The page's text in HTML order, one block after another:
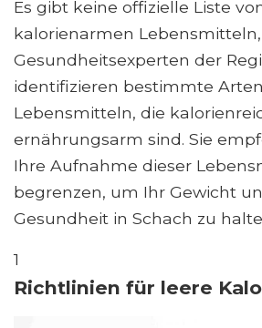
Es gibt keine offizielle Liste
kalorienarmen
Gesundheitsexperten der
identifizieren bestimmte
Lebensmitteln, die
ernährungsarm sind. Sie
Ihre Aufnahme dieser
begrenzen, um Ihr Gewicht
Gesundheit in Schach zu
1
Richtlinien für leere